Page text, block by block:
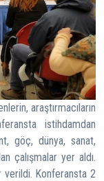
araştırmacıların
istihdamdan
göç, dünya, sanat,
çalışmalar yer aldı.
verildi. Konferansta 2